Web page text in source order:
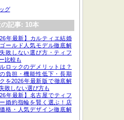
グ
記事: 10本
年最新】カルティエ結婚
ールド人気モデル徹底解
敗しない選び方・ティフ
比較も
ロックのデメリットは？
負担・機能性低下・長期
を2026年最新版で徹底解
敗しない選び方も
年最新】名古屋でティフ
婚約指輪を賢く選ぶ！店
格・人気デザイン徹底解